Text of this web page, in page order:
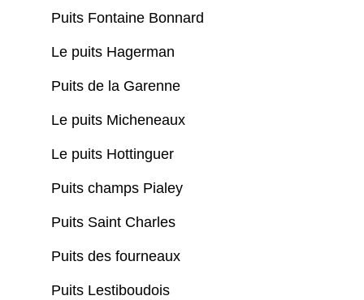
Puits Fontaine Bonnard
Le puits Hagerman
Puits de la Garenne
Le puits Micheneaux
Le puits Hottinguer
Puits champs Pialey
Puits Saint Charles
Puits des fourneaux
Puits Lestiboudois